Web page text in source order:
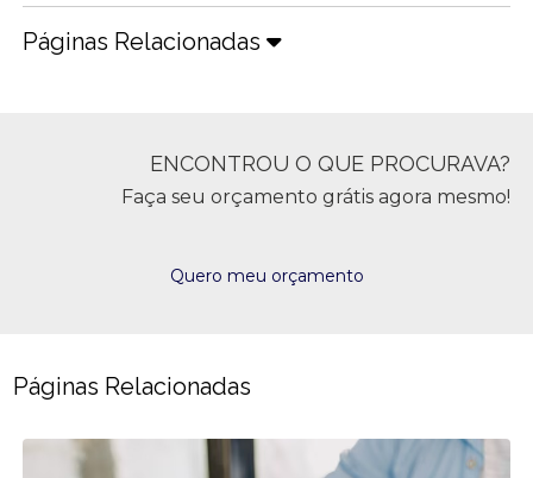
Páginas Relacionadas
ENCONTROU O QUE PROCURAVA?
Faça seu orçamento grátis agora mesmo!
Quero meu orçamento
Páginas Relacionadas